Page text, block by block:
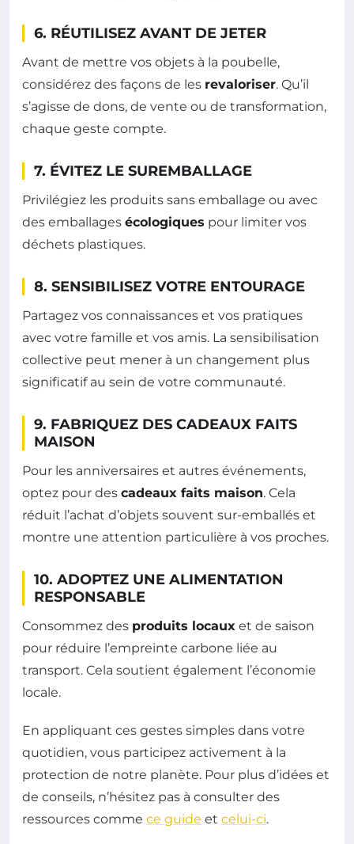
6. RÉUTILISEZ AVANT DE JETER
Avant de mettre vos objets à la poubelle,
considérez des façons de les revaloriser. Qu’il
s’agisse de dons, de vente ou de transformation,
chaque geste compte.
7. ÉVITEZ LE SUREMBALLAGE
Privilégiez les produits sans emballage ou avec
des emballages écologiques pour limiter vos
déchets plastiques.
8. SENSIBILISEZ VOTRE ENTOURAGE
Partagez vos connaissances et vos pratiques
avec votre famille et vos amis. La sensibilisation
collective peut mener à un changement plus
significatif au sein de votre communauté.
9. FABRIQUEZ DES CADEAUX FAITS
MAISON
Pour les anniversaires et autres événements,
optez pour des cadeaux faits maison. Cela
réduit l’achat d’objets souvent sur-emballés et
montre une attention particulière à vos proches.
10. ADOPTEZ UNE ALIMENTATION
RESPONSABLE
Consommez des produits locaux et de saison
pour réduire l’empreinte carbone liée au
transport. Cela soutient également l’économie
locale.
En appliquant ces gestes simples dans votre
quotidien, vous participez activement à la
protection de notre planète. Pour plus d’idées et
de conseils, n’hésitez pas à consulter des
ressources comme ce guide et celui-ci.